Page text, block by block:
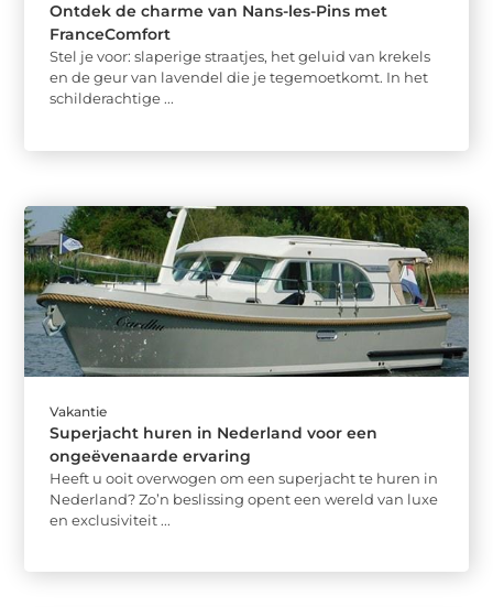
Ontdek de charme van Nans-les-Pins met
FranceComfort
Stel je voor: slaperige straatjes, het geluid van krekels
en de geur van lavendel die je tegemoetkomt. In het
schilderachtige ...
Vakantie
Superjacht huren in Nederland voor een
ongeëvenaarde ervaring
Heeft u ooit overwogen om een superjacht te huren in
Nederland? Zo’n beslissing opent een wereld van luxe
en exclusiviteit ...